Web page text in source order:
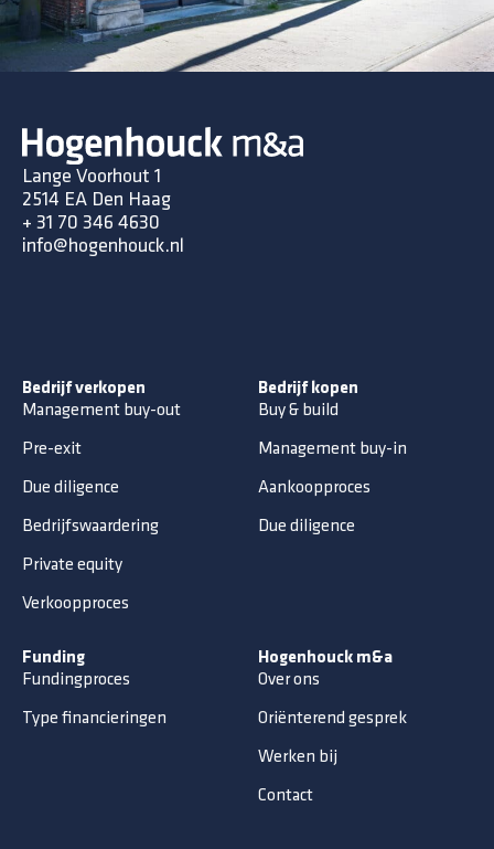
Lange Voorhout 1
2514 EA Den Haag
+ 31 70 346 4630
info@hogenhouck.nl
Bedrijf verkopen
Management buy-out
Pre-exit
Due diligence
Bedrijfswaardering
Private equity
Verkoopproces
Bedrijf kopen
Buy & build
Management buy-in
Aankoopproces
Due diligence
Funding
Fundingproces
Type financieringen
Hogenhouck m&a
Over ons
Oriënterend gesprek
Werken bij
Contact